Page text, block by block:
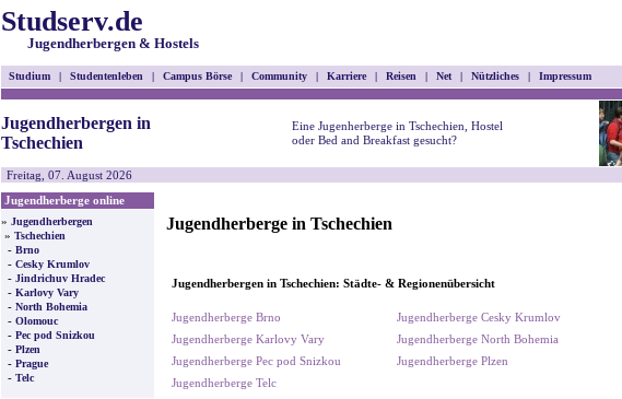
Studserv.de
Jugendherbergen & Hostels
Studium | Studentenleben | Campus Börse | Community | Karriere | Reisen | Net | Nützliches | Impressum
Jugendherbergen in
Tschechien
Eine Jugenherberge in Tschechien, Hostel
oder Bed and Breakfast gesucht?
Freitag, 07. August 2026
Jugendherberge online
» Jugendherbergen
» Tschechien
- Brno
- Cesky Krumlov
- Jindrichuv Hradec
- Karlovy Vary
- North Bohemia
- Olomouc
- Pec pod Snizkou
- Plzen
- Prague
- Telc
Jugendherberge in Tschechien
Jugendherbergen in Tschechien: Städte- & Regionenübersicht
Jugendherberge Brno Jugendherberge Cesky Krumlov
Jugendherberge Karlovy Vary
Jugendherberge North Bohemia
Jugendherberge Pec pod Snizkou
Jugendherberge Plzen
Jugendherberge Telc